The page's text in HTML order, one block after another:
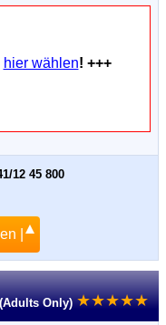
hier wählen! +++
12 45 800
|
Only) ★★★★★